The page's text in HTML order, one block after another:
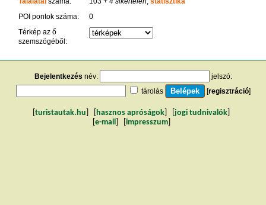
POI pontok száma:
0
Térkép az ő
szemszögéből:
Bejelentkezés név:
jelszó:
tárolás
[regisztráció]
turistautak.hu hasznos apróságok jogi tudnivalók
e-mail impresszum]